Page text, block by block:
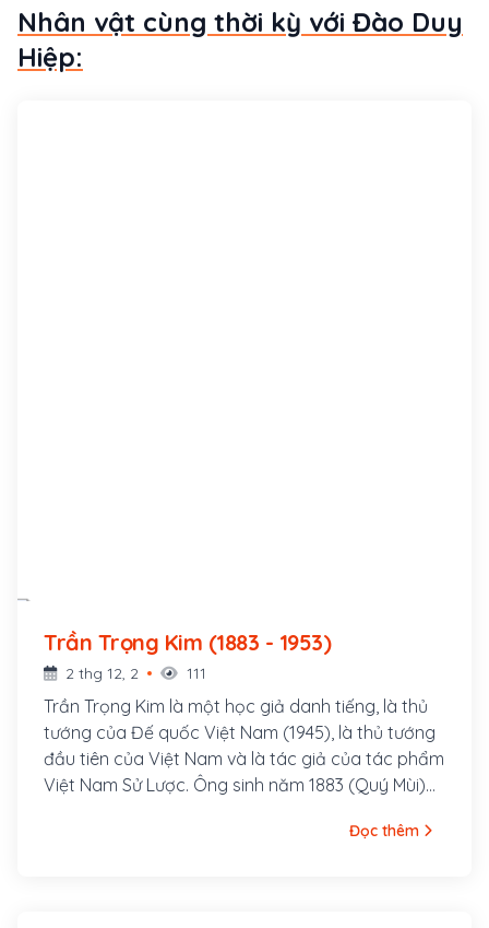
Nhân vật cùng thời kỳ với Đào Duy
Hiệp:
Trần Trọng Kim (1883 - 1953)
2 thg 12, 2 111
Trần Trọng Kim là một học giả danh tiếng, là thủ
tướng của Đế quốc Việt Nam (1945), là thủ tướng
đầu tiên của Việt Nam và là tác giả của tác phẩm
Việt Nam Sử Lược. Ông sinh năm 1883 (Quý Mùi)
tỉnh Hà Tĩnh. Trần Trọng Kim xuất thân trong một
Đọc thêm